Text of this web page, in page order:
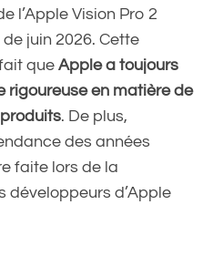
July 12,
l’Apple Vision Pro 2
juin 2026. Cette
que Apple a toujours
rigoureuse en matière de
. De plus,
des années
faite lors de la
développeurs d’Apple